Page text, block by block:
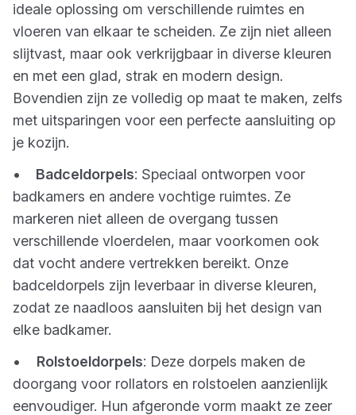
ideale oplossing om verschillende ruimtes en
vloeren van elkaar te scheiden. Ze zijn niet alleen
slijtvast, maar ook verkrijgbaar in diverse kleuren
en met een glad, strak en modern design.
Bovendien zijn ze volledig op maat te maken, zelfs
met uitsparingen voor een perfecte aansluiting op
je kozijn.
•
Badceldorpels: Speciaal ontworpen voor
badkamers en andere vochtige ruimtes. Ze
markeren niet alleen de overgang tussen
verschillende vloerdelen, maar voorkomen ook
dat vocht andere vertrekken bereikt. Onze
badceldorpels zijn leverbaar in diverse kleuren,
zodat ze naadloos aansluiten bij het design van
elke badkamer.
• Rolstoeldorpels: Deze dorpels maken de
doorgang voor rollators en rolstoelen aanzienlijk
eenvoudiger. Hun afgeronde vorm maakt ze zeer